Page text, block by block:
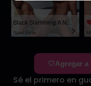
SayUncle
Agregar
Sé el primero en